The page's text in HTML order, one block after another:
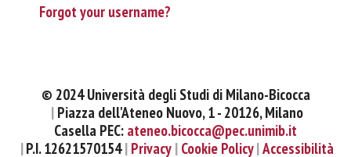
Forgot your username?
© 2024 Università degli Studi di Milano-Bicocca
Piazza dell'Ateneo Nuovo, 1 - 20126, Milano
Casella PEC: ateneo.bicocca@pec.unimib.it
P.I. 12621570154 Privacy Cookie Policy Accessibilità